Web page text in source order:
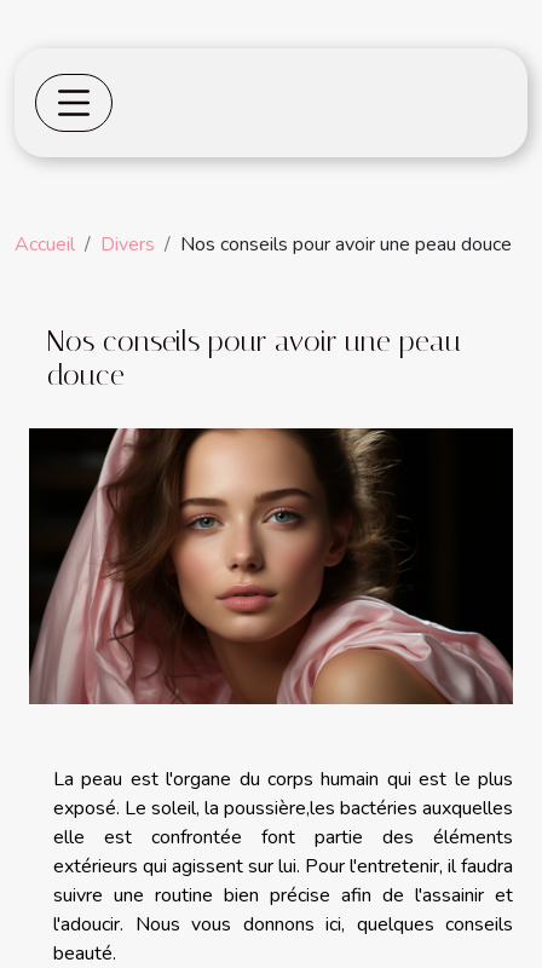
Accueil Divers Nos conseils pour avoir une peau douce
Nos conseils pour avoir une peau
douce
La peau est l'organe du corps humain qui est le plus
exposé. Le soleil, la poussière,les bactéries auxquelles
elle est confrontée font partie des éléments
extérieurs qui agissent sur lui. Pour l'entretenir, il faudra
suivre une routine bien précise afin de l'assainir et
l'adoucir. Nous vous donnons ici, quelques conseils
beauté.